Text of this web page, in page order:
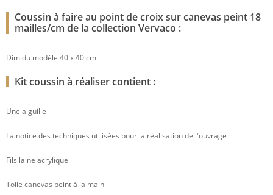
Coussin à faire au point de croix sur canevas peint 18
mailles/cm de la collection Vervaco :
Dim du modèle 40 x 40 cm
Kit coussin à réaliser contient :
Une aiguille
La notice des techniques utilisées pour la réalisation de l'ouvrage
Fils laine acrylique
Toile canevas peint à la main